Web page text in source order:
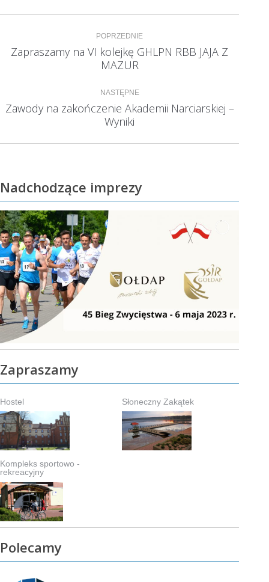
Nawigacja
wpisów
POPRZEDNIE
Poprzedni
wpis:
Zapraszamy na VI kolejkę GHLPN RBB JAJA Z
MAZUR
NASTĘPNE
Następny
wpis:
Zawody na zakończenie Akademii Narciarskiej –
Wyniki
Nadchodzące imprezy
Zapraszamy
Hostel Słoneczny Zakątek
Kompleks sportowo -
rekreacyjny
Polecamy